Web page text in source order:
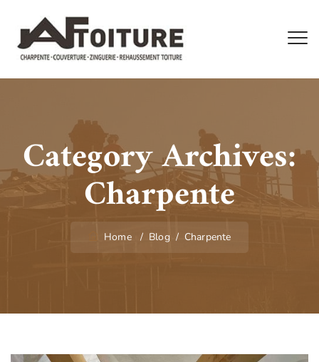
Category Archives:
Charpente
Home / Blog/ Charpente